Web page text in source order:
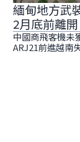
緬甸地方武
2月底前離開
中國商飛客機未
ARJ21前進越南